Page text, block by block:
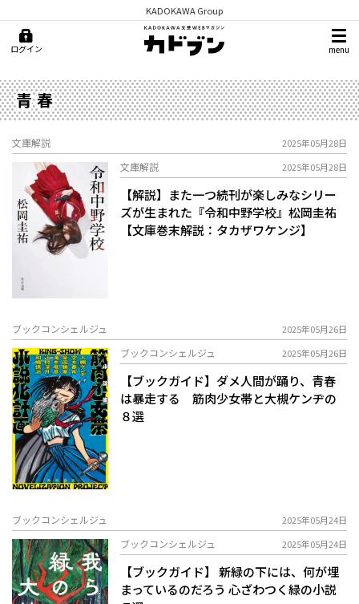
KADOKAWA Group
ログイン menu
青春
文庫解説 2025年05月28日
文庫解説 2025年05月28日
【解説】また一つ続刊が楽しみなシリー
ズが生まれた――『令和中野学校』松岡圭祐
【文庫巻末解説：タカザワケンジ】
ブックコンシェルジュ 2025年05月26日
ブックコンシェルジュ 2025年05月26日
【ブックガイド】ダメ人間が踊り、青春
は暴走する 筋肉少女帯と大槻ケンヂの
８選
ブックコンシェルジュ 2025年05月24日
ブックコンシェルジュ 2025年05月24日
【ブックガイド】 新緑の下には、何が埋
まっているのだろう―― 心ざわつく緑の小説